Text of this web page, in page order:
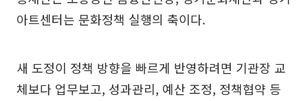
아트센터는 문화정책 실행의 축이다.
새 도정이 정책 방향을 빠르게 반영하려면 기관장 교
체보다 업무보고, 성과관리, 예산 조정, 정책협약 등